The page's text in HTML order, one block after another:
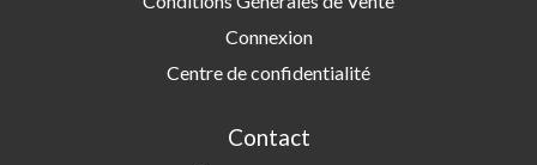
Connexion
Centre de confidentialité
Contact